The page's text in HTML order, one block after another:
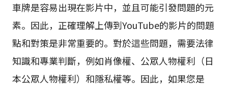
車牌是容易出現在影片中，並且可能引發問題的元
素。因此，正確理解上傳到YouTube的影片的問題
點和對策是非常重要的。對於這些問題，需要法律
知識和專業判斷，例如肖像權、公眾人物權利（日
本公眾人物權利）和隱私權等。因此，如果您是